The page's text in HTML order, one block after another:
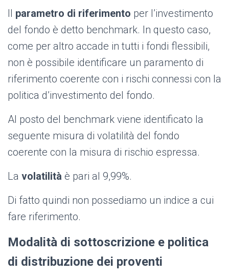
Il parametro di riferimento per l’investimento
del fondo è detto benchmark. In questo caso,
come per altro accade in tutti i fondi flessibili,
non è possibile identificare un paramento di
riferimento coerente con i rischi connessi con la
politica d’investimento del fondo.
Al posto del benchmark viene identificato la
seguente misura di volatilità del fondo
coerente con la misura di rischio espressa.
La volatilità è pari al 9,99%.
Di fatto quindi non possediamo un indice a cui
fare riferimento.
Modalità di sottoscrizione e politica
di distribuzione dei proventi